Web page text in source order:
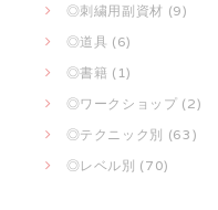
◎刺繍用副資材 (9)
◎道具 (6)
◎書籍 (1)
◎ワークショップ (2)
◎テクニック別 (63)
◎レベル別 (70)